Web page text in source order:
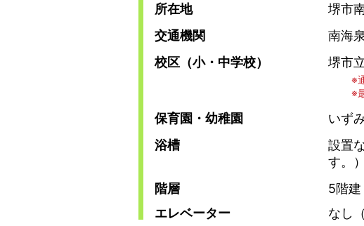
所在地
堺市
交通機関
南海
校区（小・中学校）
堺市
保育園・幼稚園
いず
浴槽
設置
す。）
階層
5階建
エレベーター
なし